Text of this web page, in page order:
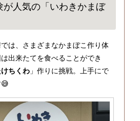
人気の「いわきかまぼ
は、さまざまなかまぼこ作り体
出来たてを食べることができ
ちくわ」作りに挑戦。上手にで